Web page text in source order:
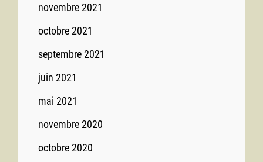
novembre 2021
octobre 2021
septembre 2021
juin 2021
mai 2021
novembre 2020
octobre 2020